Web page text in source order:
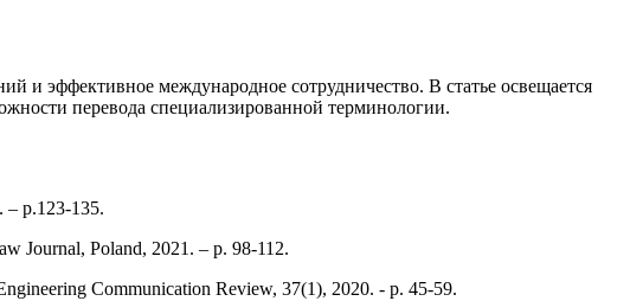
и эффективное международное сотрудничество. В статье освещается
перевода специализированной терминологии.
– p.123-135.
Journal, Poland, 2021. – p. 98-112.
Communication Review, 37(1), 2020. - p. 45-59.